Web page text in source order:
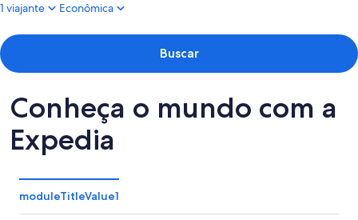
1 viajante
Econômica
Buscar
Conheça o mundo com a
Expedia
moduleTitleValue1